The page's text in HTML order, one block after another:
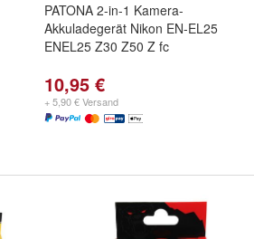
PATONA 2-in-1 Kamera-
Akkuladegerät Nikon EN-EL25
ENEL25 Z30 Z50 Z fc
10,95 €
+ 5,90 € Versand